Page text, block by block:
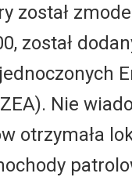
został
został
Nie
otrzymała